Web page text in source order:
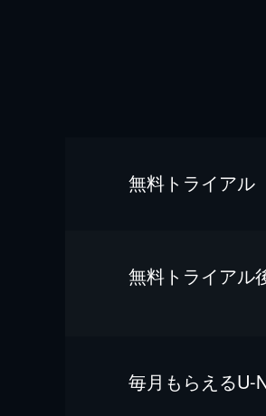
無料トライアル
無料トライアル
毎⽉もらえるU-